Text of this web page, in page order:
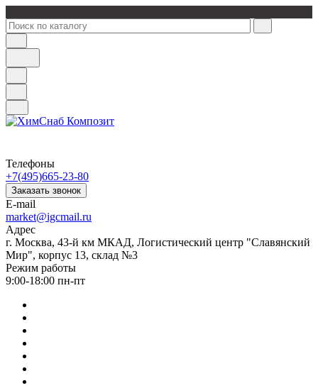
Телефоны
+7(495)665-23-80
Заказать звонок
E-mail
market@igcmail.ru
Адрес
г. Москва, 43-й км МКАД, Логистический центр "Славянский
Мир", корпус 13, склад №3
Режим работы
9:00-18:00 пн-пт